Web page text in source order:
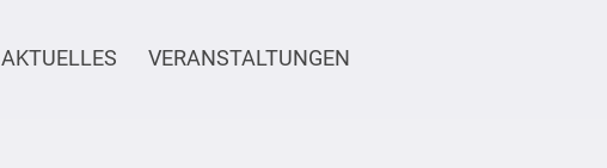
AKTUELLES VERANSTALTUNGEN